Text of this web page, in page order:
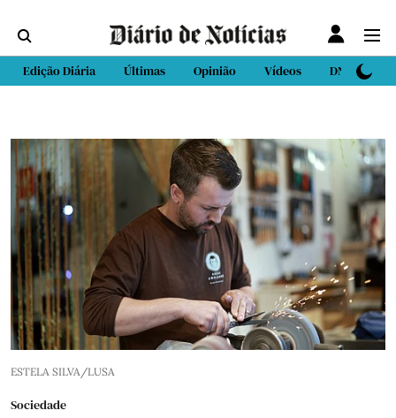
Edição Diária Últimas Opinião Vídeos DN Sport
ESTELA SILVA/LUSA
Sociedade